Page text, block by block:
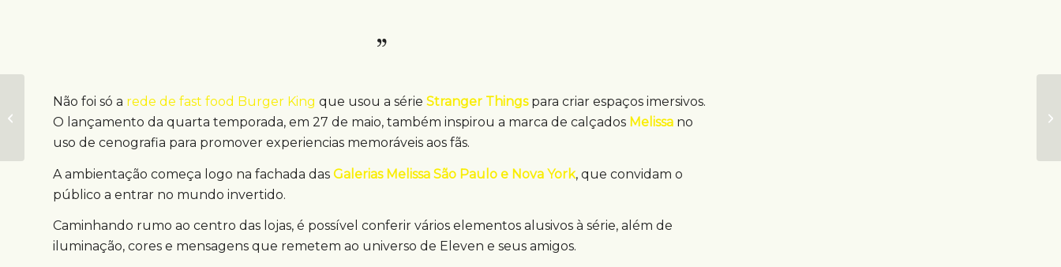
Não foi só a rede de fast food Burger King que usou a série Stranger Things para criar espaços imersivos.
O lançamento da quarta temporada, em 27 de maio, também inspirou a marca de calçados Melissa no
uso de cenografia para promover experiencias memoráveis aos fãs.
A ambientação começa logo na fachada das Galerias Melissa São Paulo e Nova York, que convidam o
público a entrar no mundo invertido.
Caminhando rumo ao centro das lojas, é possível conferir vários elementos alusivos à série, além de
iluminação, cores e mensagens que remetem ao universo de Eleven e seus amigos.
DOOH exibe obras
de arte no RJ